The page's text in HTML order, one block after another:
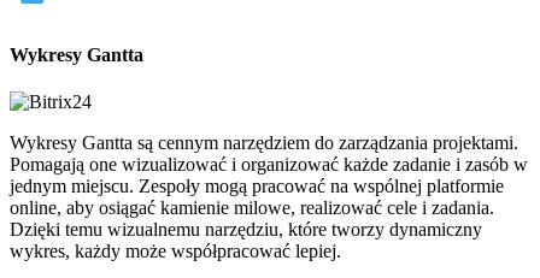
Wykresy Gantta
Wykresy Gantta są cennym narzędziem do zarządzania projektami.
Pomagają one wizualizować i organizować każde zadanie i zasób w
jednym miejscu. Zespoły mogą pracować na wspólnej platformie
online, aby osiągać kamienie milowe, realizować cele i zadania.
Dzięki temu wizualnemu narzędziu, które tworzy dynamiczny
wykres, każdy może współpracować lepiej.